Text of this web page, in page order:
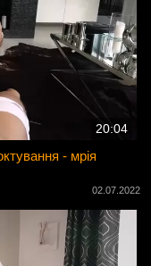
20:04
- мрія
02.07.2022